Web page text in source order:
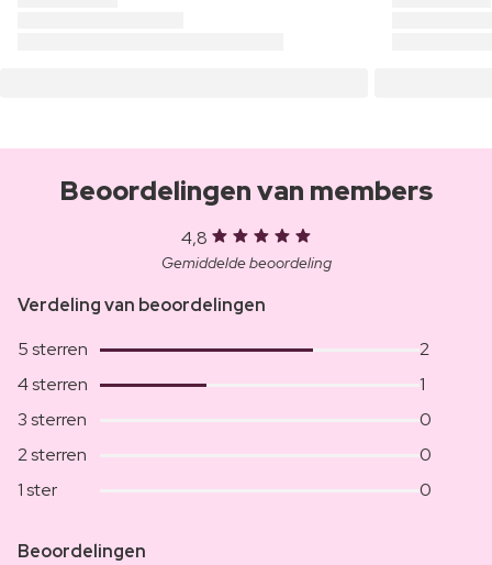
Beoordelingen van members
4,8
Gemiddelde beoordeling
Verdeling van beoordelingen
5 sterren
2
4 sterren
1
3 sterren
0
2 sterren
0
1 ster
0
Beoordelingen